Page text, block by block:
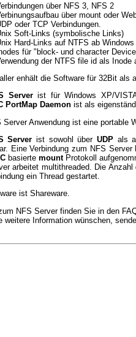
über NFS 3, NFS 2
über mount oder
oder TCP Verbindungen.
Soft-Links (symbolische Links)
Hard-Links auf NTFS ab Windows
für "block- und character
der NTFS file id als Inode
enhält die Software für 32Bit als
Serverist für Windows XP/
PortMap Daemon ist als
Server Anwendung ist eine portable
Server ist sowohl überUDP als
Eine Verbindung zum NFS
basierte mountProtokoll
arbeitet multithreaded. Die
ein Thread gestartet.
ist Shareware.
NFS Server finden Sie in den
weitere Information wünschen,